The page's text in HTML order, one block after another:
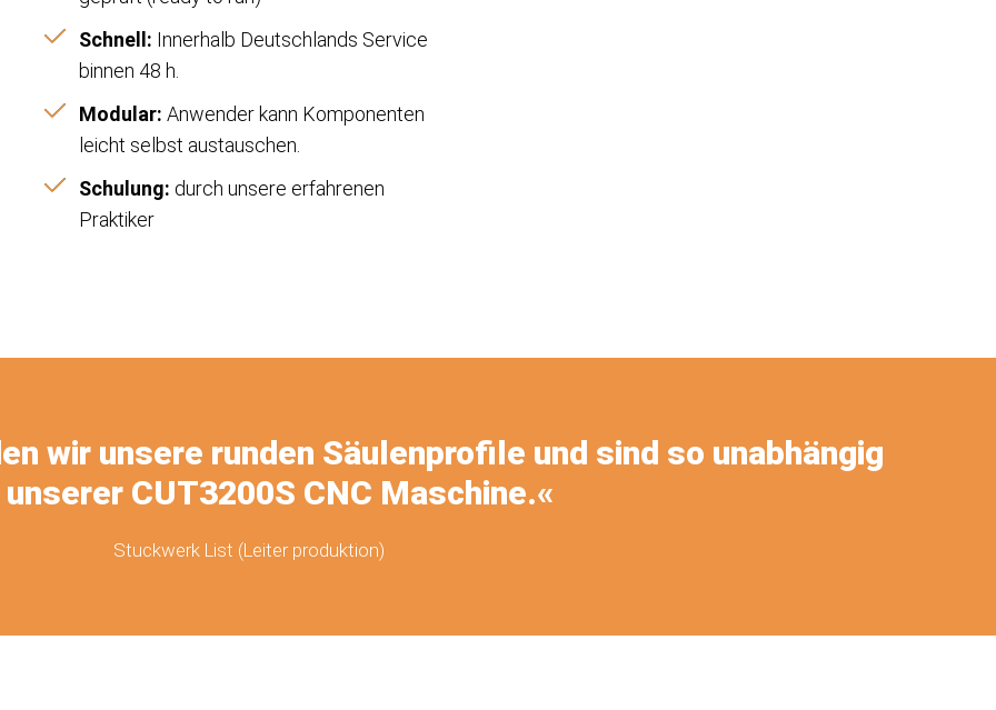
Schnell: Innerhalb Deutschlands Service
binnen 48 h.
Modular: Anwender kann Komponenten
leicht selbst austauschen.
Schulung: durch unsere erfahrenen
Praktiker
wir unsere runden Säulenprofile und sind so unabhängig
CUT3200S CNC Maschine.«
Stuckwerk List (Leiter produktion)